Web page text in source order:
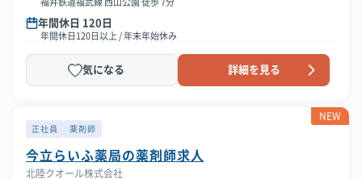
福井鉄道福武線 西山公園 徒歩 7分
年間休日 120日
年間休日120日以上 / 年末年始休み
気になる 詳細を見る
NEW
正社員 薬剤師
今立らいふ薬局の薬剤師求人
北陸クオール株式会社